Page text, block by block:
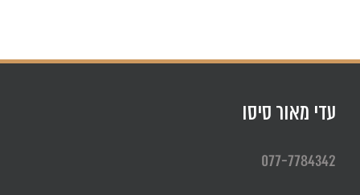
עדי מאור סיסו
077-7784342